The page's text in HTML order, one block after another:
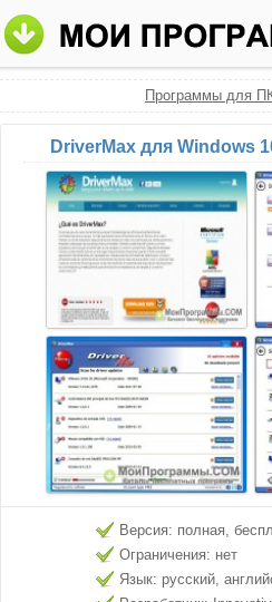
Программы для
DriverMax для Windows
Версия: полная,
Ограничения: нет
Язык: русский,